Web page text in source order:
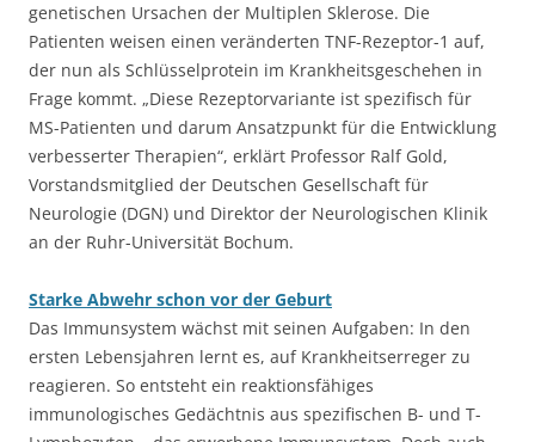
genetischen Ursachen der Multiplen Sklerose. Die
Patienten weisen einen veränderten TNF-Rezeptor-1 auf,
der nun als Schlüsselprotein im Krankheitsgeschehen in
Frage kommt. „Diese Rezeptorvariante ist spezifisch für
MS-Patienten und darum Ansatzpunkt für die Entwicklung
verbesserter Therapien“, erklärt Professor Ralf Gold,
Vorstandsmitglied der Deutschen Gesellschaft für
Neurologie (DGN) und Direktor der Neurologischen Klinik
an der Ruhr-Universität Bochum.
Starke Abwehr schon vor der Geburt
Das Immunsystem wächst mit seinen Aufgaben: In den
ersten Lebensjahren lernt es, auf Krankheitserreger zu
reagieren. So entsteht ein reaktionsfähiges
immunologisches Gedächtnis aus spezifischen B- und T-